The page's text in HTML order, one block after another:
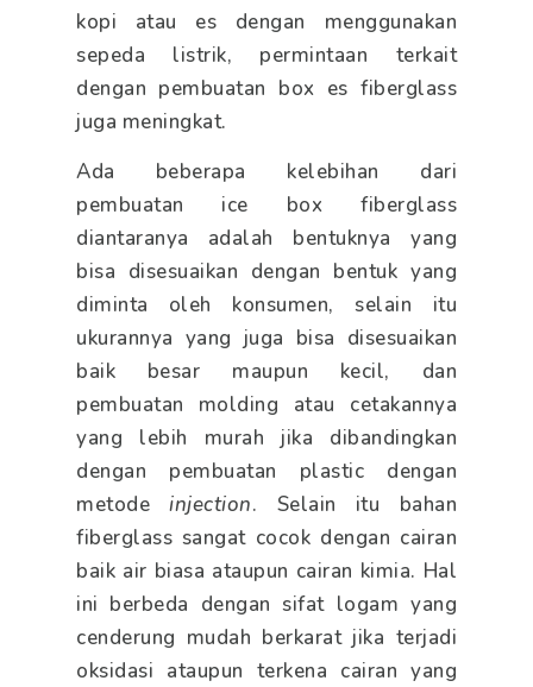
kopi atau es dengan menggunakan
sepeda listrik, permintaan terkait
dengan pembuatan box es fiberglass
juga meningkat.
Ada beberapa kelebihan dari
pembuatan ice box fiberglass
diantaranya adalah bentuknya yang
bisa disesuaikan dengan bentuk yang
diminta oleh konsumen, selain itu
ukurannya yang juga bisa disesuaikan
baik besar maupun kecil, dan
pembuatan molding atau cetakannya
yang lebih murah jika dibandingkan
dengan pembuatan plastic dengan
metodeinjection. Selain itu bahan
fiberglass sangat cocok dengan cairan
baik air biasa ataupun cairan kimia. Hal
ini berbeda dengan sifat logam yang
cenderung mudah berkarat jika terjadi
oksidasi ataupun terkena cairan yang